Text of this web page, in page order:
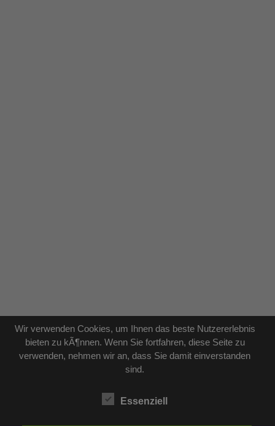
Wir verwenden Cookies, um Ihnen das beste Nutzererlebnis
bieten zu kÃ¶nnen. Wenn Sie fortfahren, diese Seite zu
verwenden, nehmen wir an, dass Sie damit einverstanden
sind.
Essenziell